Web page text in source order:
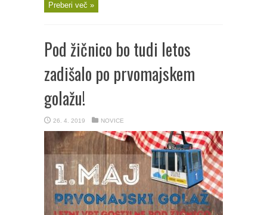
Preberi več »
Pod žičnico bo tudi letos
zadišalo po prvomajskem
golažu!
26. 4. 2019 NOVICE